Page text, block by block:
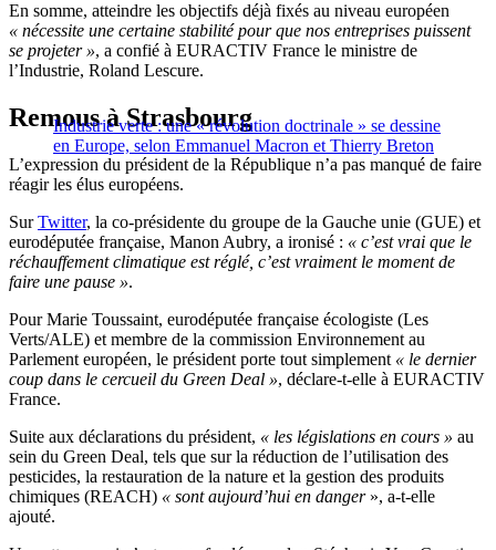
En somme, atteindre les objectifs déjà fixés au niveau européen
« nécessite une certaine stabilité pour que nos entreprises puissent
se projeter », a confié à EURACTIV France le ministre de
l’Industrie, Roland Lescure.
Industrie verte : une « révolution doctrinale » se dessine
en Europe, selon Emmanuel Macron et Thierry Breton
Remous à Strasbourg
L’expression du président de la République n’a pas manqué de faire
réagir les élus européens.
SurTwitter, la co-présidente du groupe de la Gauche unie (GUE) et
eurodéputée française, Manon Aubry, a ironisé : « c’est vrai que le
réchauffement climatique est réglé, c’est vraiment le moment de
faire une pause ».
Pour Marie Toussaint, eurodéputée française écologiste (Les
Verts/ALE) et membre de la commission Environnement au
Parlement européen, le président porte tout simplement « le dernier
coup dans le cercueil du Green Deal », déclare-t-elle à EURACTIV
France.
Suite aux déclarations du président, « les législations en cours » au
sein du Green Deal, tels que sur la réduction de l’utilisation des
pesticides, la restauration de la nature et la gestion des produits
chimiques (REACH) « sont aujourd’hui en danger», a-t-elle
ajouté.